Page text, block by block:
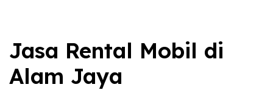
Jasa Rental Mobil di
Alam Jaya